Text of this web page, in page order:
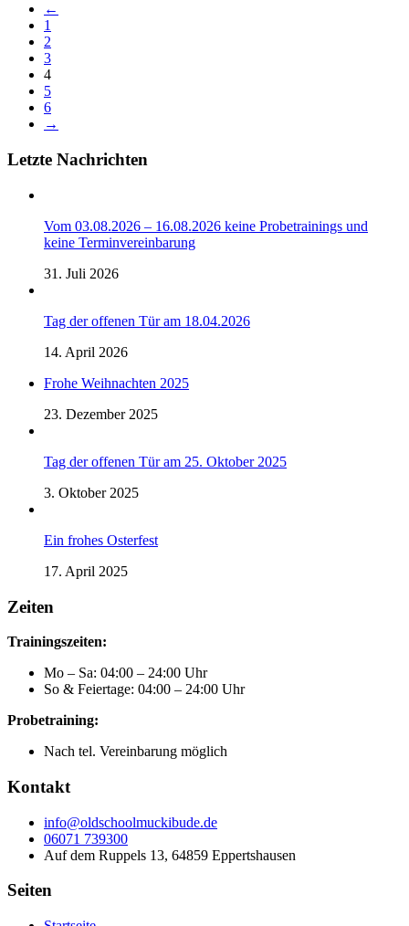
←
1
2
3
4
5
6
→
Letzte Nachrichten
Vom 03.08.2026 – 16.08.2026 keine Probetrainings und
keine Terminvereinbarung
31. Juli 2026
Tag der offenen Tür am 18.04.2026
14. April 2026
Frohe Weihnachten 2025
23. Dezember 2025
Tag der offenen Tür am 25. Oktober 2025
3. Oktober 2025
Ein frohes Osterfest
17. April 2025
Zeiten
Trainingszeiten:
Mo – Sa: 04:00 – 24:00 Uhr
So & Feiertage: 04:00 – 24:00 Uhr
Probetraining:
Nach tel. Vereinbarung möglich
Kontakt
info@oldschoolmuckibude.de
06071 739300
Auf dem Ruppels 13, 64859 Eppertshausen
Seiten